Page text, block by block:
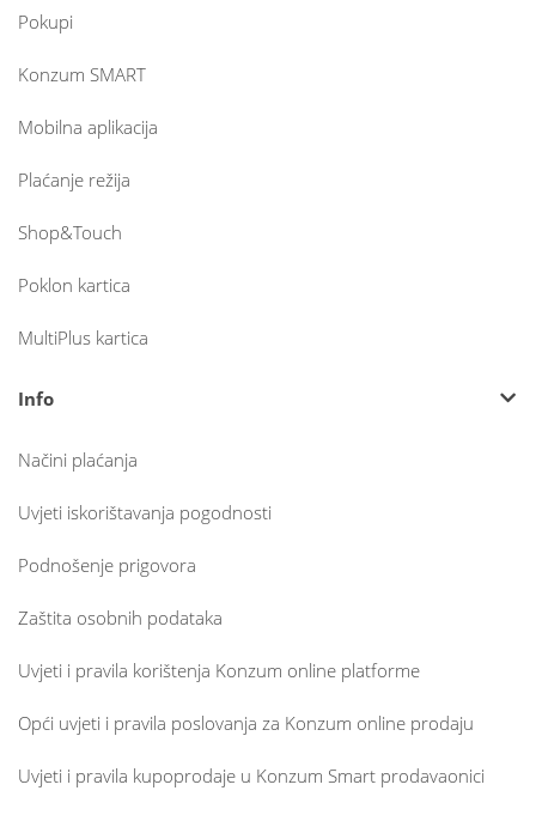
Pokupi
Konzum SMART
Mobilna aplikacija
Plaćanje režija
Shop&Touch
Poklon kartica
MultiPlus kartica
Info
Načini plaćanja
Uvjeti iskorištavanja pogodnosti
Podnošenje prigovora
Zaštita osobnih podataka
Uvjeti i pravila korištenja Konzum online platforme
Opći uvjeti i pravila poslovanja za Konzum online prodaju
Uvjeti i pravila kupoprodaje u Konzum Smart prodavaonici